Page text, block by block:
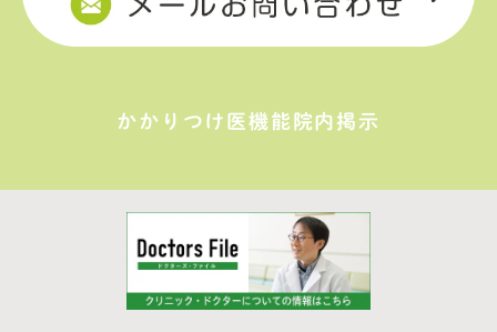
かかりつけ医機能院内掲示